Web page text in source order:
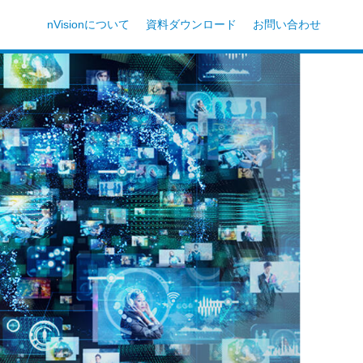
nVisionについて 資料ダウンロード お問い合わせ